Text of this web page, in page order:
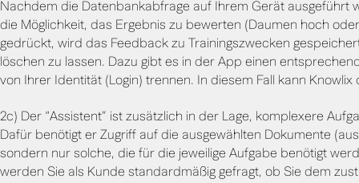
Nachdem die Datenbankabfrage auf Ihrem Gerät
die Möglichkeit, das Ergebnis zu bewerten (Daumen hoch
gedrückt, wird das Feedback zu Trainingszwecken
löschen zu lassen. Dazu gibt es in der App einen
von Ihrer Identität (Login) trennen. In diesem Fall kann
2c) Der “Assistent” ist zusätzlich in der Lage, komplexere
Dafür benötigt er Zugriff auf die ausgewählten Dokumente
sondern nur solche, die für die jeweilige Aufgabe benötigt
werden Sie als Kunde standardmäßig gefragt, ob Sie dem